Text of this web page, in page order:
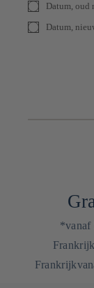
Datum, oud
Datum,
*vanaf